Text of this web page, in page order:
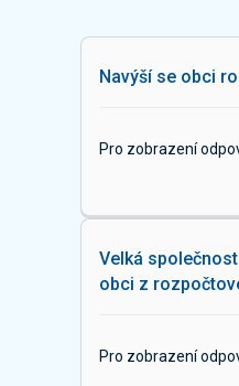
Navýší se obci
Pro zobrazení
Velká
obci z
Pro zobrazení